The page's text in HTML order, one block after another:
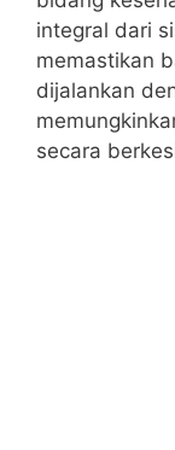
integral dari
memastikan
dijalankan
secara